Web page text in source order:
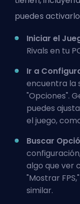
puedes
Iniciar el
Rivals en tu
Ir a
encuentra la
"Opciones".
puedes
el juego,
Buscar
algo que ver
"Mostrar
similar.